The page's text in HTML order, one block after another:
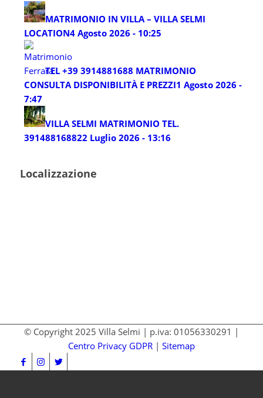
MATRIMONIO IN VILLA – VILLA SELMI
LOCATION4 Agosto 2026 - 10:25
TEL +39 3914881688 MATRIMONIO
CONSULTA DISPONIBILITÀ E PREZZI1 Agosto 2026 -
7:47
VILLA SELMI MATRIMONIO TEL.
391488168822 Luglio 2026 - 13:16
Localizzazione
© Copyright 2025 Villa Selmi | p.iva: 01056330291 |
Centro Privacy GDPR| Sitemap